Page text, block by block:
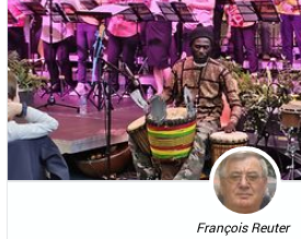
François Reuter